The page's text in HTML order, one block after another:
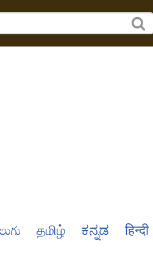
தமிழ் ಕನ್ನಡ हिन्दी